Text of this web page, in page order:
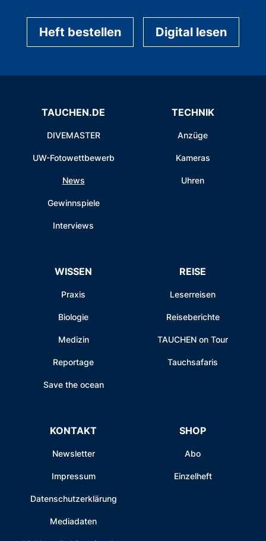
Heft bestellen Digital lesen
TAUCHEN.DE
DIVEMASTER
UW-Fotowettbewerb
News
Gewinnspiele
Interviews
TECHNIK
Anzüge
Kameras
Uhren
WISSEN
Praxis
Biologie
Medizin
Reportage
Save the ocean
REISE
Leserreisen
Reiseberichte
TAUCHEN on Tour
Tauchsafaris
KONTAKT
Newsletter
Impressum
Datenschutzerklärung
Mediadaten
SHOP
Abo
Einzelheft